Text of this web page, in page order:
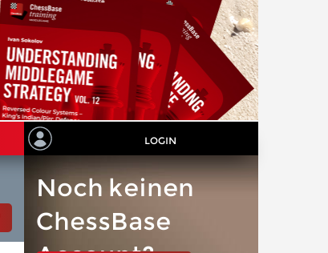
LOGIN
Noch keinen
ChessBase